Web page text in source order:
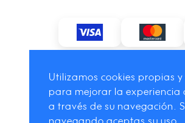
Utilizamos cookies propias y
para mejorar la experiencia
a través de su navegación.